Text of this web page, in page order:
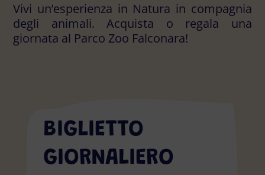
Vivi un’esperienza in Natura in compagnia
degli animali. Acquista o regala una
giornata al Parco Zoo Falconara!
BIGLIETTO
GIORNALIERO